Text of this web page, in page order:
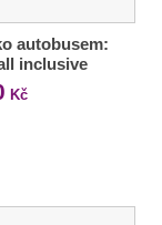
autobusem:
inclusive
Kč